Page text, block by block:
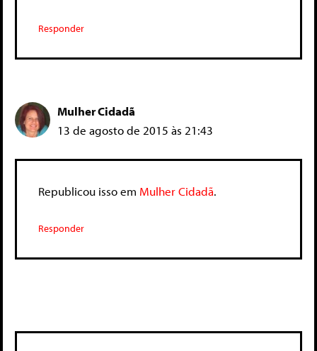
Responder
Mulher Cidadã
13 de agosto de 2015 às 21:43
Republicou isso em Mulher Cidadã.
Responder